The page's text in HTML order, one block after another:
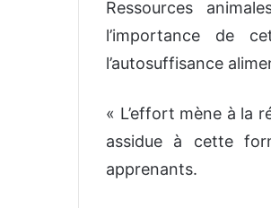
Ressources
l’importance de
l’autosuffisance
« L’effort mène à la
assidue à cette
apprenants.